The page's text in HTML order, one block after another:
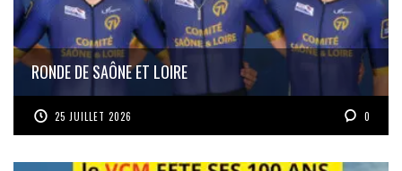
RONDE DE SAÔNE ET LOIRE
25 JUILLET 2026 0